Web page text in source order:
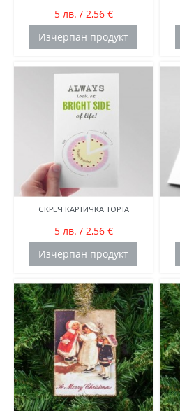
5 лв. / 2,56 €
Изчерпан продукт
СКРЕЧ КАРТИЧКА ТОРТА
5 лв. / 2,56 €
Изчерпан продукт